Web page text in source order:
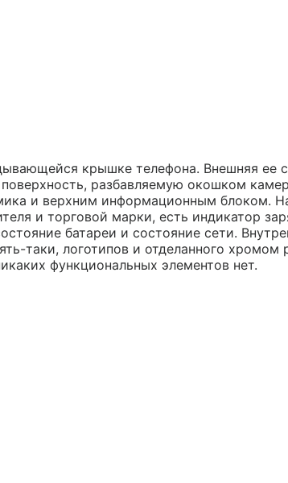
крышке телефона. Внешняя ее
разбавляемую окошком
и верхним информационным блоком.
и торговой марки, есть индикатор
батареи и состояние сети.
таки, логотипов и отделанного хромом
функциональных элементов нет.